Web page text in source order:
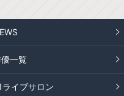
一覧
ライブサロン